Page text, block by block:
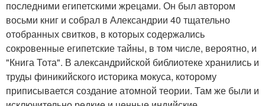
последними египетскими жрецами. Он был автором
восьми книг и собрал в Александрии 40 тщательно
отобранных свитков, в которых содержались
сокровенные египетские тайны, в том числе, вероятно, и
"Книга Тота". В александрийской библиотеке хранились и
труды финикийского историка мокуса, которому
приписывается создание атомной теории. Там же были и